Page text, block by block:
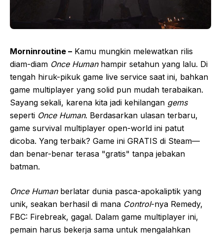
Morninroutine – Kamu mungkin melewatkan rilis
diam-diam Once Humanhampir setahun yang lalu. Di
tengah hiruk-pikuk game live service saat ini, bahkan
game multiplayer yang solid pun mudah terabaikan.
Sayang sekali, karena kita jadi kehilangan gems
seperti Once Human. Berdasarkan ulasan terbaru,
game survival multiplayer open-world ini patut
dicoba. Yang terbaik? Game ini GRATIS di Steam—
dan benar-benar terasa "gratis" tanpa jebakan
batman.
Once Humanberlatar dunia pasca-apokaliptik yang
unik, seakan berhasil di mana Control-nya Remedy,
FBC: Firebreak, gagal. Dalam game multiplayer ini,
pemain harus bekerja sama untuk mengalahkan